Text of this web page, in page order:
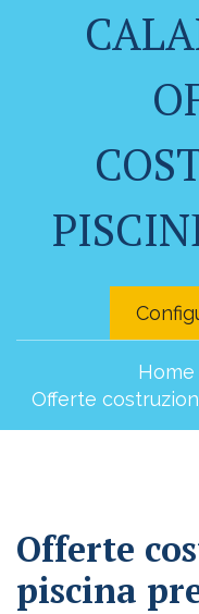
Home
Offerte
Offerte
piscina